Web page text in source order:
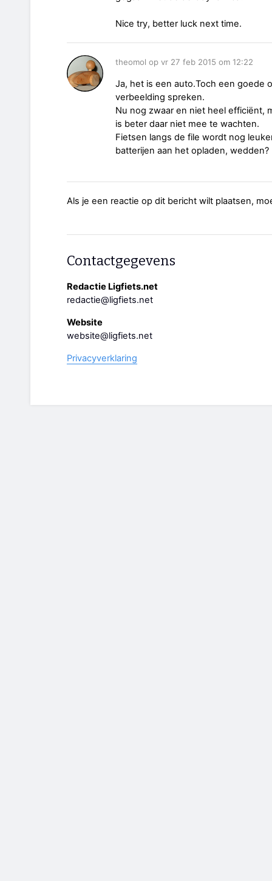
Nice try, better luck next time.
theomol op vr 27 feb 2015 om 12:22
Ja, het is een auto.Toch een goede
verbeelding spreken.
Nu nog zwaar en niet heel efficiënt,
is beter daar niet mee te wachten.
Fietsen langs de file wordt nog
batterijen aan het opladen, wedden?
Als je een reactie op dit bericht wilt plaatsen,
Contactgegevens
Redactie Ligfiets.net
redactie@ligfiets.net
Website
website@ligfiets.net
Privacyverklaring